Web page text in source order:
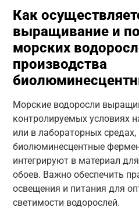
Как
выращивание и
морских
производства
Морские водоросли
контролируемых условиях
или в лабораторных средах,
биолюминесцентные
интегрируют в материал
обоев. Важно обеспечить
освещения и питания для
светимости водорослей.